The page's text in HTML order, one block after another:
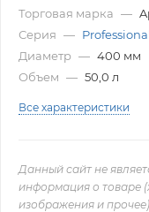
Торговая марка —
Серия —
Диаметр — 400 мм
Объем — 50,0 л
Все характеристики
Данный сайт не
информация о товаре
изображения и